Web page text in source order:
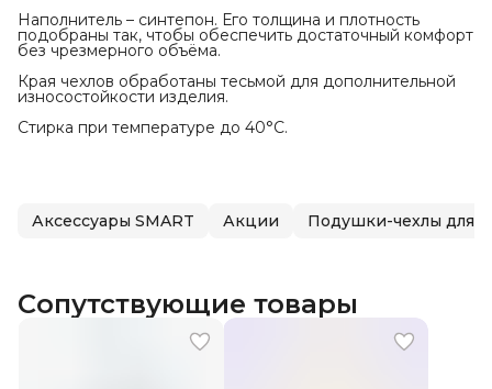
Наполнитель – синтепон. Его толщина и плотность
подобраны так, чтобы обеспечить достаточный комфорт
без чрезмерного объёма.
Края чехлов обработаны тесьмой для дополнительной
износостойкости изделия.
Стирка при температуре до 40°С.
Аксессуары SMART Акции Подушки-чехлы для
Сопутствующие товары